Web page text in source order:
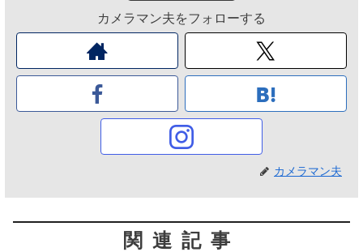
カメラマン夫をフォローする
カメラマン夫
関連記事